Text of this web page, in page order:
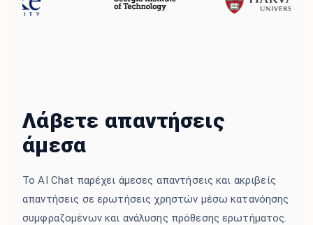
Λάβετε απαντήσεις
άμεσα
Το AI Chat παρέχει άμεσες απαντήσεις και ακριβείς
απαντήσεις σε ερωτήσεις χρηστών μέσω κατανόησης
συμφραζομένων και ανάλυσης πρόθεσης ερωτήματος.